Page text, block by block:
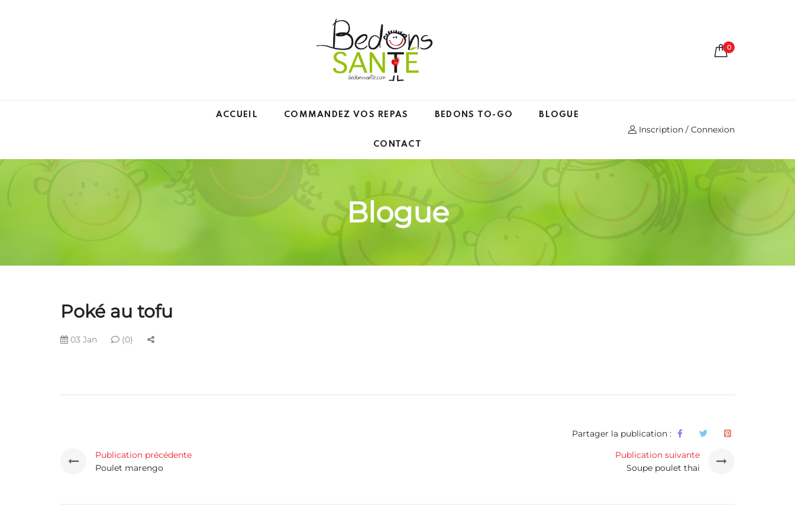
0
ACCUEIL COMMANDEZ VOS REPAS BEDONS TO-GO BLOGUE
CONTACT
Inscription / Connexion
Blogue
Poké au tofu
03 Jan (0)
Partager la publication :
Publication précédente
Poulet marengo
Publication suivante
Soupe poulet thai